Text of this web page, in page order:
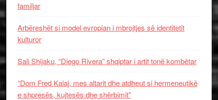
familjar
Arbëreshët si model evropian i mbrojtjes së identitetit
kulturor
Sali Shijaku, “Diego Rivera” shqiptar i artit tonë kombëtar
“Dom Fred Kalaj, mes altarit dhe atdheut si hermeneutikë
e shpresës, kujtesës dhe shërbimit”